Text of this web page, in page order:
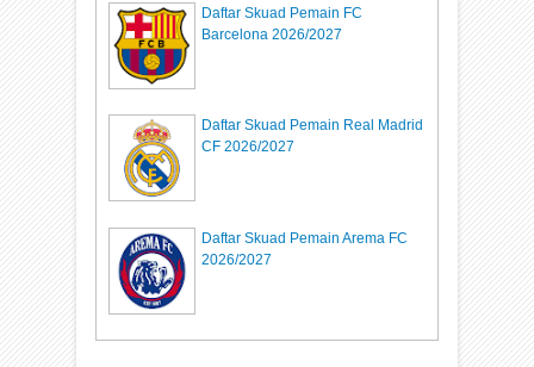
Daftar Skuad Pemain FC
Barcelona 2026/2027
Daftar Skuad Pemain Real Madrid
CF 2026/2027
Daftar Skuad Pemain Arema FC
2026/2027